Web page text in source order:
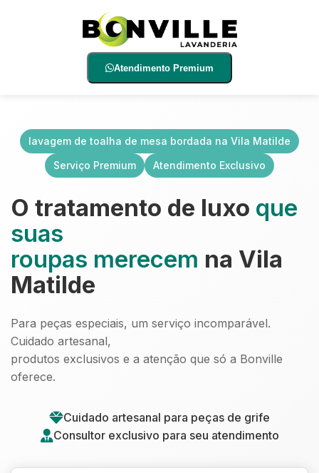
Atendimento Premium
lavagem de toalha de mesa bordada na Vila Matilde
Serviço Premium
Atendimento Exclusivo
O tratamento de luxo que
suas
roupas merecem na Vila
Matilde
Para peças especiais, um serviço incomparável.
Cuidado artesanal,
produtos exclusivos e a atenção que só a Bonville
oferece.
Cuidado artesanal para peças de grife
Consultor exclusivo para seu atendimento